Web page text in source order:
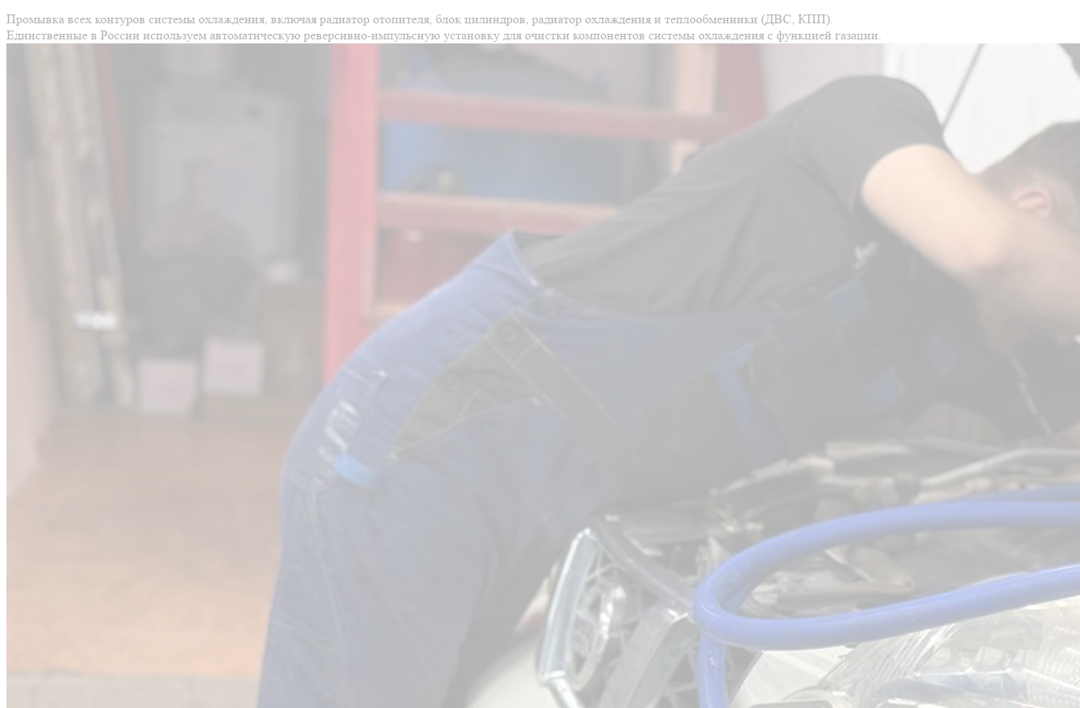
Промывка всех контуров системы охлаждения, включая радиатор отопителя, блок цилиндров, радиатор охлаждения и теплообменники (ДВС, КПП).
Единственные в России используем автоматическую реверсивно-импульсную установку для очистки компонентов системы охлаждения с функцией газации.